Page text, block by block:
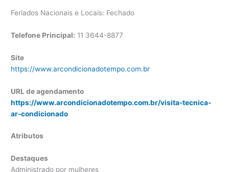
Feriados Nacionais e Locais: Fechado
Telefone Principal: 11 3644-8877
Site
https://www.arcondicionadotempo.com.br
URL de agendamento
https://www.arcondicionadotempo.com.br/visita-tecnica-
ar-condicionado
Atributos
Destaques
Administrado por mulheres